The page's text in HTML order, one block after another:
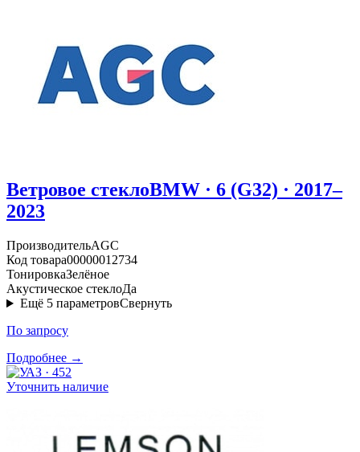
Ветровое стеклоBMW · 6 (G32) · 2017–
2023
ПроизводительAGC
Код товара00000012734
ТонировкаЗелёное
Акустическое стеклоДа
Ещё 5 параметровСвернуть
По запросу
Подробнее →
Уточнить наличие